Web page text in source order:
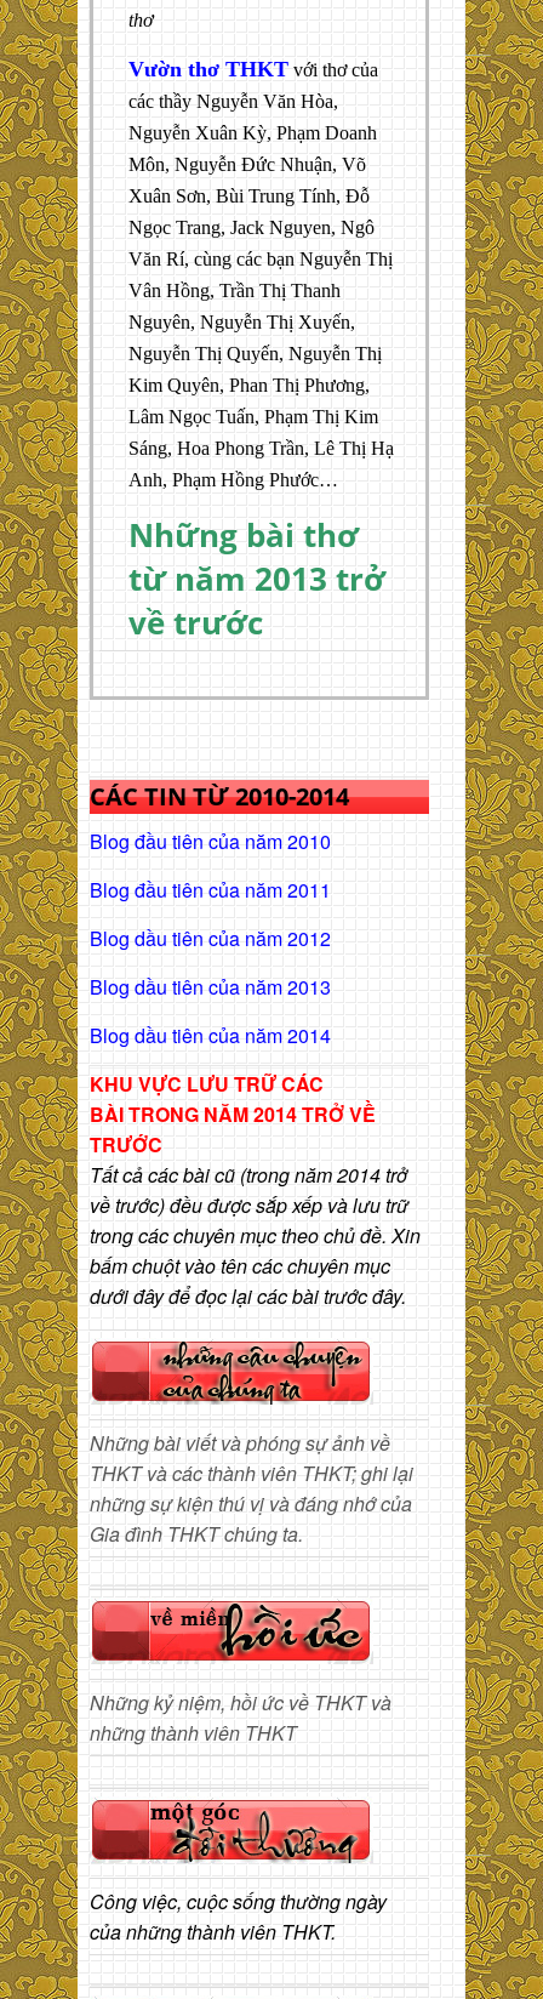
thơ
Vườn thơ THKT với thơ của
các thầy Nguyễn Văn Hòa,
Nguyễn Xuân Kỳ, Phạm Doanh
Môn, Nguyễn Đức Nhuận, Võ
Xuân Sơn, Bùi Trung Tính, Đỗ
Ngọc Trang, Jack Nguyen, Ngô
Văn Rí, cùng các bạn Nguyễn Thị
Vân Hồng, Trần Thị Thanh
Nguyên, Nguyễn Thị Xuyến,
Nguyễn Thị Quyến, Nguyễn Thị
Kim Quyên, Phan Thị Phương,
Lâm Ngọc Tuấn, Phạm Thị Kim
Sáng, Hoa Phong Trần, Lê Thị Hạ
Anh, Phạm Hồng Phước…
Những bài thơ
từ năm 2013 trở
về trước
CÁC TIN TỪ 2010-2014
Blog đầu tiên của năm 2010
Blog đầu tiên của năm 2011
Blog dầu tiên của năm 2012
Blog dầu tiên của năm 2013
Blog dầu tiên của năm 2014
KHU VỰC LƯU TRỮ CÁC
BÀITRONG NĂM 2014 TRỞ VỀ
TRƯỚC
Tất cả các bài cũ (trong năm 2014 trở
về trước) đều được sắp xếp và lưu trữ
trong các chuyên mục theo chủ đề. Xin
bấm chuột vào tên các chuyên mục
dưới đây để đọc lại các bài trước đây.
Những bài viết và phóng sự ảnh về
THKT và các thành viên THKT; ghi lại
những sự kiện thú vị và đáng nhớ của
Gia đình THKT chúng ta.
Những kỷ niệm, hồi ức về THKT và
những thành viên THKT
Công việc, cuộc sống thường ngày
của những thành viên THKT.